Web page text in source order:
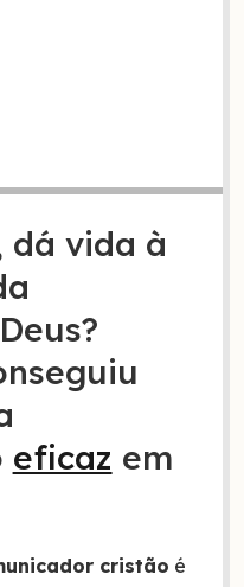
dá vida à
eficaz em
cristão é